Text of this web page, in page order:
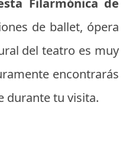
Filarmónica de
de ballet, ópera
del teatro es muy
encontrarás
durante tu visita.